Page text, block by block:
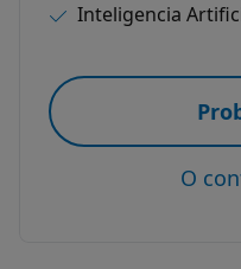
Inteligencia
O